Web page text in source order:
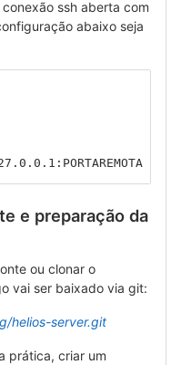
ssh aberta com
abaixo seja
e preparação da
ou clonar o
vai ser baixado via git:
helios-server.git
prática, criar um